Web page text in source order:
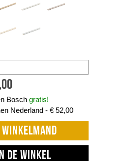
Bosch gratis!
Nederland - € 52,00
DE WINKEL